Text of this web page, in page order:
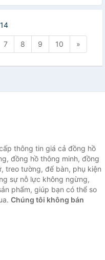
7 8 9 10 »
thông tin giá cả đồng hồ
đồng hồ thông minh, đồng
treo tường, để bàn, phụ kiện
sự nỗ lực không ngừng,
phẩm, giúp bạn có thể so
Chúng tôi không bán